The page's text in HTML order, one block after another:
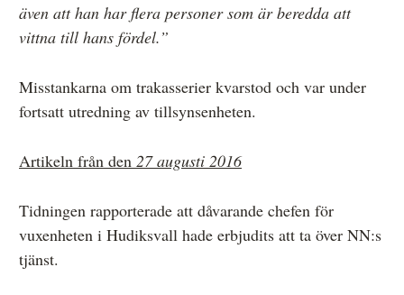
även att han har flera personer som är beredda att
vittna till hans fördel.”
Misstankarna om trakasserier kvarstod och var under
fortsatt utredning av tillsynsenheten.
Artikeln från den 27 augusti 2016
Tidningen rapporterade att dåvarande chefen för
vuxenheten i Hudiksvall hade erbjudits att ta över NN:s
tjänst.